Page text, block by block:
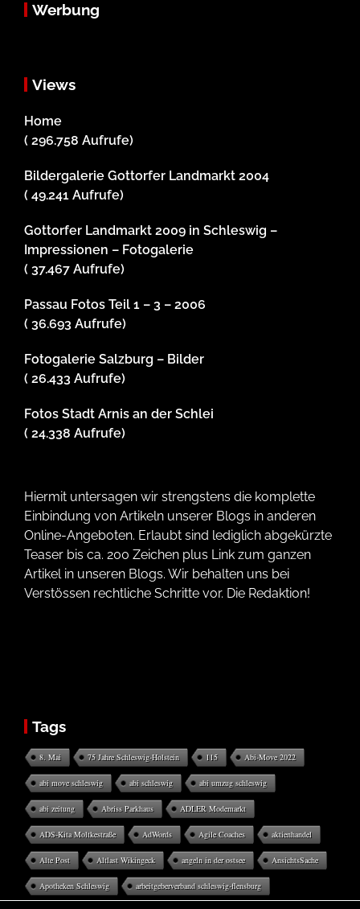
Werbung
Views
Home
( 296.758 Aufrufe)
Bildergalerie Gottorfer Landmarkt 2004
( 49.241 Aufrufe)
Gottorfer Landmarkt 2009 in Schleswig –
Impressionen – Fotogalerie
( 37.467 Aufrufe)
Passau Fotos Teil 1 – 3 – 2006
( 36.693 Aufrufe)
Fotogalerie Salzburg – Bilder
( 26.433 Aufrufe)
Fotos Stadt Arnis an der Schlei
( 24.338 Aufrufe)
Hiermit untersagen wir strengstens die komplette
Einbindung von Artikeln unserer Blogs in anderen
Online-Angeboten. Erlaubt sind lediglich abgekürzte
Teaser bis ca. 200 Zeichen plus Link zum ganzen
Artikel in unseren Blogs. Wir behalten uns bei
Verstössen rechtliche Schritte vor. Die Redaktion!
Tags
8. Mai 75 Jahre Schleswig-Holstein 115 Abi-Move 2022
abi move schleswig abi schleswig abi umzug schleswig
abi zeitung Abriss Parkhaus ADLER Modemarkt
ADS-Kita Moltkestraße AdWords Agile Coaches aktienhandel
Alte Post Altlast Wikingeck angeln in der ostsee AnsichtsSache
Apotheken Schleswig arbeitgeberverband schleswig-flensburg